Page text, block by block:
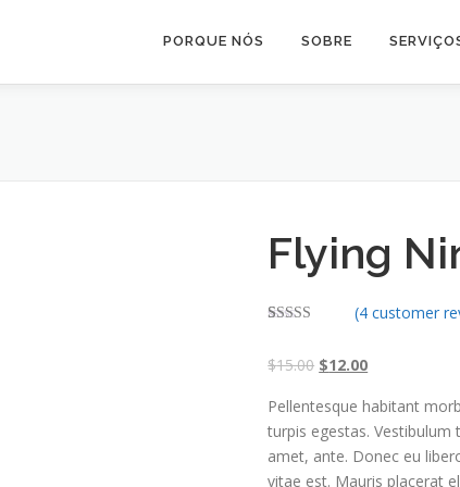
PORQUE NÓS SOBRE
Flying
of 5 based
ratings
(4customer
$15.00 O
i
g
i
$12.00C
r
r
e
Pellentesque habitant
turpis egestas.
amet, ante. Donec eu
vitae est. Mauris placerat